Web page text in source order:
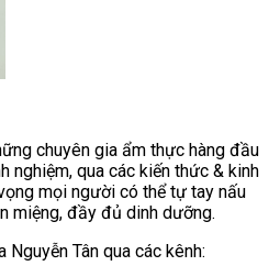
chuyên gia ẩm thực hàng đầu
nghiệm, qua các kiến thức & kinh
mọi người có thể tự tay nấu
miệng, đầy đủ dinh dưỡng.
Tân qua các kênh: